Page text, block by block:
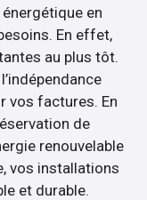
en
En effet,
au plus tôt.
vos factures. En
de
renouvelable
vos installations
et durable.